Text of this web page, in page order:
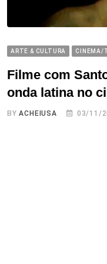
ARTE & CULTURA CINEMA/
Filme com
onda latina no
BYACHEIUSA 03/11/